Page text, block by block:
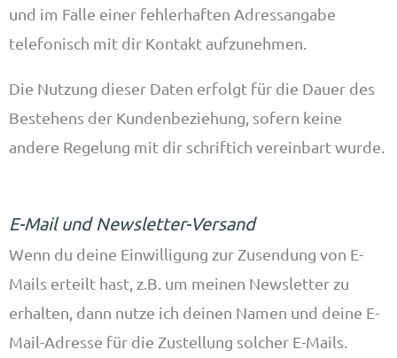
und im Falle einer fehlerhaften Adressangabe
telefonisch mit dir Kontakt aufzunehmen.
Die Nutzung dieser Daten erfolgt für die Dauer des
Bestehens der Kundenbeziehung, sofern keine
andere Regelung mit dir schriftich vereinbart wurde.
E-Mail und Newsletter-Versand
Wenn du deine Einwilligung zur Zusendung von E-
Mails erteilt hast, z.B. um meinen Newsletter zu
erhalten, dann nutze ich deinen Namen und deine E-
Mail-Adresse für die Zustellung solcher E-Mails.